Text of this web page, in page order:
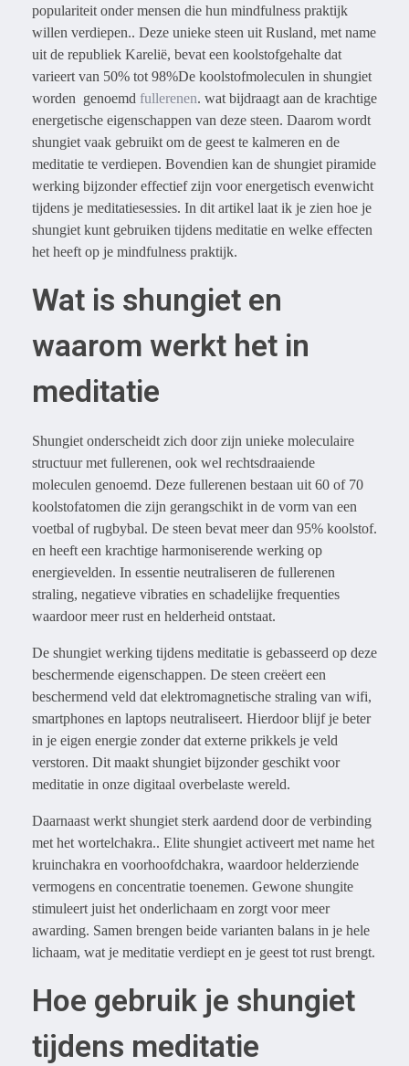
populariteit onder mensen die hun mindfulness praktijk
willen verdiepen.. Deze unieke steen uit Rusland, met name
uit de republiek Karelië, bevat een koolstofgehalte dat
varieert van 50% tot 98%De koolstofmoleculen in shungiet
worden genoemd fullerenen. wat bijdraagt aan de krachtige
energetische eigenschappen van deze steen. Daarom wordt
shungiet vaak gebruikt om de geest te kalmeren en de
meditatie te verdiepen. Bovendien kan de shungiet piramide
werking bijzonder effectief zijn voor energetisch evenwicht
tijdens je meditatiesessies. In dit artikel laat ik je zien hoe je
shungiet kunt gebruiken tijdens meditatie en welke effecten
het heeft op je mindfulness praktijk.
Wat is shungiet en
waarom werkt het in
meditatie
Shungiet onderscheidt zich door zijn unieke moleculaire
structuur met fullerenen, ook wel rechtsdraaiende
moleculen genoemd. Deze fullerenen bestaan uit 60 of 70
koolstofatomen die zijn gerangschikt in de vorm van een
voetbal of rugbybal. De steen bevat meer dan 95% koolstof.
en heeft een krachtige harmoniserende werking op
energievelden. In essentie neutraliseren de fullerenen
straling, negatieve vibraties en schadelijke frequenties
waardoor meer rust en helderheid ontstaat.
De shungiet werking tijdens meditatie is gebasseerd op deze
beschermende eigenschappen. De steen creëert een
beschermend veld dat elektromagnetische straling van wifi,
smartphones en laptops neutraliseert. Hierdoor blijf je beter
in je eigen energie zonder dat externe prikkels je veld
verstoren. Dit maakt shungiet bijzonder geschikt voor
meditatie in onze digitaal overbelaste wereld.
Daarnaast werkt shungiet sterk aardend door de verbinding
met het wortelchakra.. Elite shungiet activeert met name het
kruinchakra en voorhoofdchakra, waardoor helderziende
vermogens en concentratie toenemen. Gewone shungite
stimuleert juist het onderlichaam en zorgt voor meer
awarding. Samen brengen beide varianten balans in je hele
lichaam, wat je meditatie verdiept en je geest tot rust brengt.
Hoe gebruik je shungiet
tijdens meditatie